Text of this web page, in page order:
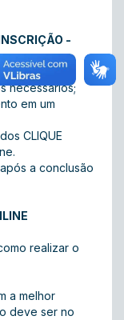
-
necessários;
em um
CLIQUE
a conclusão
realizar o
a melhor
deve ser no